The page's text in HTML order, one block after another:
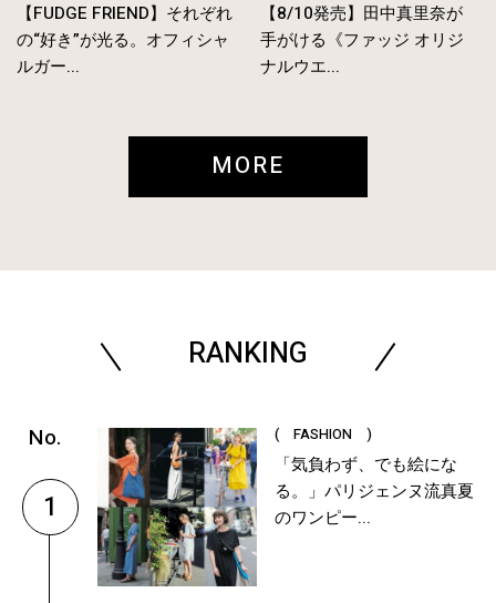
【FUDGE FRIEND】それぞれ
の“好き”が光る。オフィシャ
ルガー...
【8/10発売】田中真里奈が
手がける《ファッジ オリジ
ナルウエ...
MORE
RANKING
1
( FASHION )
「気負わず、でも絵にな
る。」パリジェンヌ流真夏
のワンピー...